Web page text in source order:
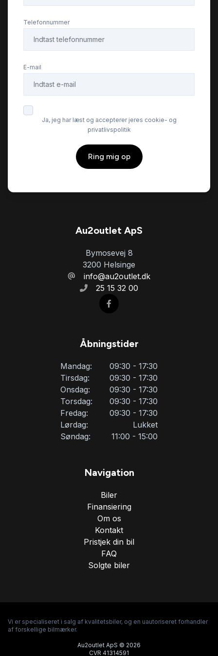
Parkeringssensor bagved
Parkeringssensor foran
Splitbagsæder
Tre sæder i bagved
Træthedsregistrering
Telefonnummer
E-mail
Ja, jeg har læst og accepterer jeres cookie- og
privatlivspolitik
Ring mig op
Au2outlet ApS
Bymosevej 8
3200 Helsinge
info@au2outlet.dk
25 15 32 00
Åbningstider
Mandag:
09:30 - 17:30
Tirsdag:
09:30 - 17:30
Onsdag:
09:30 - 17:30
Torsdag:
09:30 - 17:30
Fredag:
09:30 - 17:30
Lørdag:
Lukket
Søndag:
11:00 - 15:00
Navigation
Biler
Finansiering
Om os
Kontakt
Pristjek din bil
FAQ
Solgte biler
Vi er specialiseret i salg af kvalitetsbiler, og en uautoriseret forhandler
af forskellige bilmærker.
Au2outlet ApS © 2026
CVR 41314591